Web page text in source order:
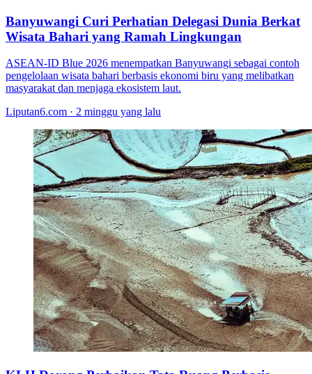
Banyuwangi Curi Perhatian Delegasi Dunia Berkat
Wisata Bahari yang Ramah Lingkungan
ASEAN-ID Blue 2026 menempatkan Banyuwangi sebagai contoh
pengelolaan wisata bahari berbasis ekonomi biru yang melibatkan
masyarakat dan menjaga ekosistem laut.
Liputan6.com · 2 minggu yang lalu